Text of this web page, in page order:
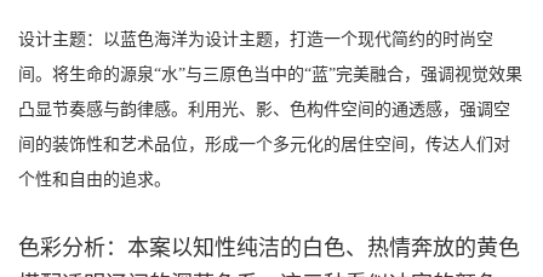
设计主题：以蓝色海洋为设计主题，打造一个现代简约的时尚空
间。将生命的源泉“水”与三原色当中的“蓝”完美融合，强调视觉效果
凸显节奏感与韵律感。利用光、影、色构件空间的通透感，强调空
间的装饰性和艺术品位，形成一个多元化的居住空间，传达人们对
个性和自由的追求。
色彩分析：本案以知性纯洁的白色、热情奔放的黄色